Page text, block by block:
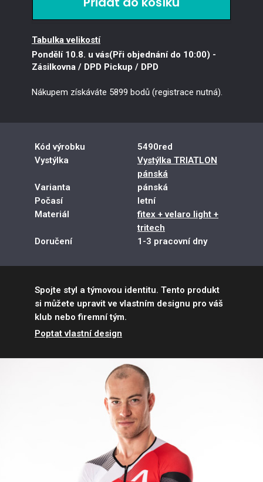
S
Skladem3 ks
M
Skladem3 ks
XL
XXL
Skladem1 ks
Tabulka velikostí
Pondělí 10.8. u vás(Při objednání do 10:00) -
Zásilkovna / DPD Pickup / DPD
Nákupem získáváte 5899 bodů (registrace nutná).
Kód výrobku
5490red
Vystýlka
Vystýlka TRIATLON
pánská
Varianta
pánská
Počasí
letní
Materiál
fitex + velaro light +
tritech
Doručení
1-3 pracovní dny
Spojte styl a týmovou identitu. Tento produkt
si můžete upravit ve vlastním designu pro váš
klub nebo firemní tým.
Poptat vlastní design